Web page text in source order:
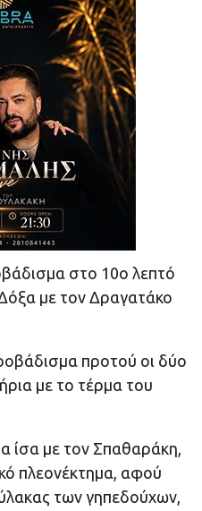
στο 10ο λεπτό
με τον Δραγατάκο
προτού οι δύο
με το τέρμα του
ίσα με τον Σπαθαράκη,
πλεονέκτημα, αφού
των γηπεδούχων,